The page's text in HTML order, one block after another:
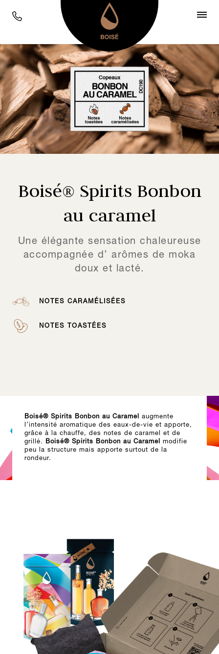
Boisé® Spirits Bonbon
au caramel
Une élégante sensation chaleureuse
accompagnée d’ arômes de moka
doux et lacté.
NOTES CARAMÉLISÉES
NOTES TOASTÉES
Boisé® Spirits Bonbon au Caramel
augmente
l’intensité aromatique des eaux-de-vie et apporte,
grâce à la chauffe, des notes de caramel et de
grillé.
Boisé® Spirits Bonbon au Caramel
modifie
peu la structure mais apporte surtout de la
rondeur.